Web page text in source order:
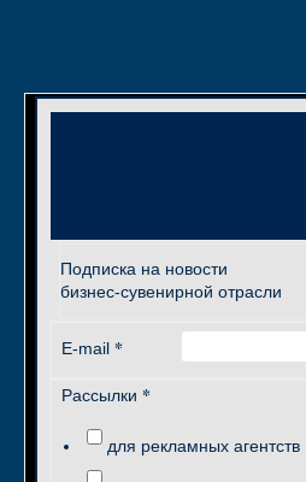
Подписка на новости
бизнес-сувенирной отрасли
E-mail *
Рассылки *
для рекламных агентств